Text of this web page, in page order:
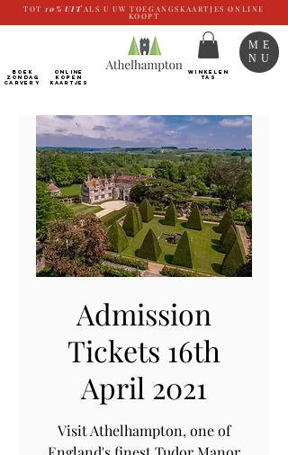
TOT 10% UIT ALS U UW TOEGANGSKAARTJES ONLINE
KOOPT
BOEK
ZONDAG
CARVERY
ONLINE
kopen
Kaartjes
WINKELEN
TAS
ME
NU
Admission
Tickets 16th
April 2021
Visit Athelhampton, one of